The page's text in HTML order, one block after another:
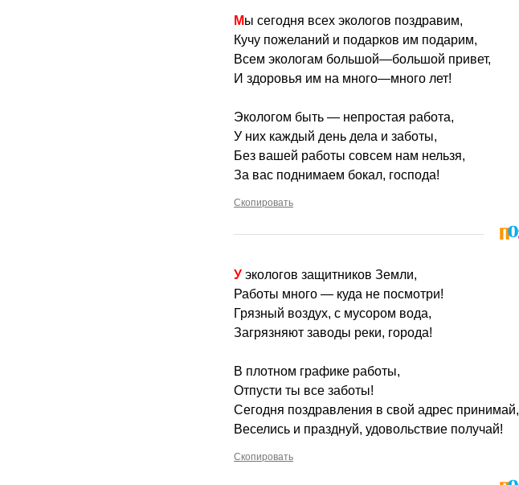
Мы сегодня всех экологов поздравим,
Кучу пожеланий и подарков им подарим,
Всем экологам большой—большой привет,
И здоровья им на много—много лет!
Экологом быть — непростая работа,
У них каждый день дела и заботы,
Без вашей работы совсем нам нельзя,
За вас поднимаем бокал, господа!
Скопировать
У экологов защитников Земли,
Работы много — куда не посмотри!
Грязный воздух, с мусором вода,
Загрязняют заводы реки, города!
В плотном графике работы,
Отпусти ты все заботы!
Сегодня поздравления в свой адрес принимай,
Веселись и празднуй, удовольствие получай!
Скопировать